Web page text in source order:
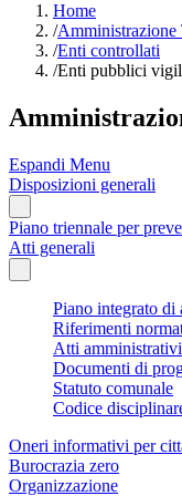
Home
/Amministrazione
/Enti controllati
/Enti pubblici
Espandi Menu
Disposizioni generali
Piano triennale per
Atti generali
Piano integrato di
Riferimenti
Atti
Documenti di
Statuto comunale
Codice
Oneri informativi per
Burocrazia zero
Organizzazione